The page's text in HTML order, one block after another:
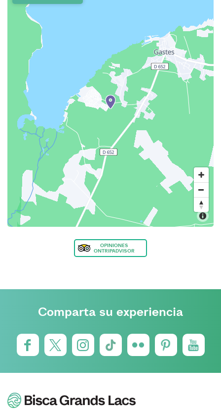
OPINIONES
ONTRIPADVISOR
Comparta su experiencia